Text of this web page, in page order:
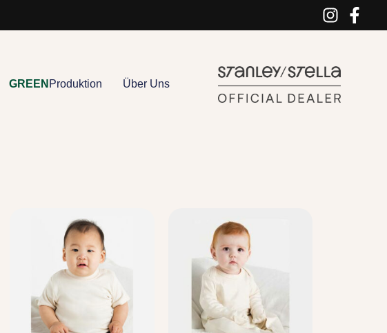
GREEN Produktion Über Uns